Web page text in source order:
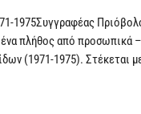
1975Συγγραφέας
ένα πλήθος από
(1971-1975). Στέκεται
Στη Σχολή Ευελπίδων